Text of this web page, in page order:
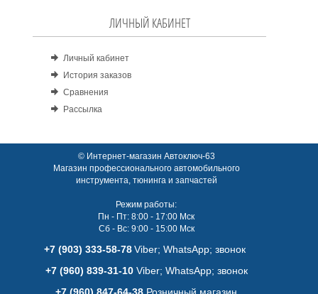
ЛИЧНЫЙ КАБИНЕТ
Личный кабинет
История заказов
Сравнения
Рассылка
© Интернет-магазин Автоключ-63
Магазин профессионального автомобильного
инструмента, тюнинга и запчастей
Режим работы:
Пн - Пт: 8:00 - 17:00 Мск
Сб - Вс: 9:00 - 15:00 Мск
+7 (903) 333-58-78 Viber; WhatsАpp; звонок
+7 (960) 839-31-10Viber; WhatsАpp; звонок